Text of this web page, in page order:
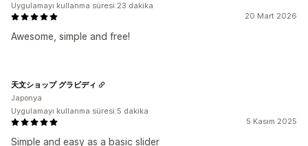
20 Mart 2026
Awesome, simple and free!
Uygulamayı kullanma süresi:23 dakika
5 Kasım 2025
Simple and easy as a basic slider
天文ショップ グラビディ
Japonya
Uygulamayı kullanma süresi:5 dakika